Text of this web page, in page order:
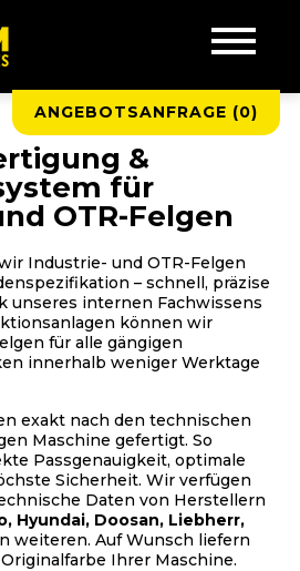
ANGEBOTSANFRAGE (0)
&
für
OTR-Felgen
Industrie- und OTR-Felgen
– schnell, präzise
unseres internen Fachwissens
können wir
für alle gängigen
innerhalb weniger Werktage
exakt nach den technischen
Maschine gefertigt. So
Passgenauigkeit, optimale
Sicherheit. Wir verfügen
Daten von Herstellern
Hyundai, Doosan, Liebherr,
weiteren. Auf Wunsch liefern
Ihrer Maschine.